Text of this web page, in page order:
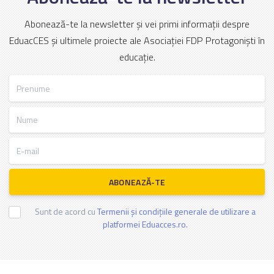
Abonează-te la newsletter și vei primi informații despre
EduacCES și ultimele proiecte ale Asociației FDP Protagoniști în
educație.
ABONEAZĂ-TE
Sunt de acord cuTermenii și condițiile generale de utilizare a
platformei Eduacces.ro.